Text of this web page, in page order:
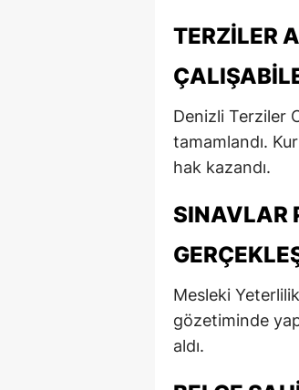
TERZILER
Denizli Terziler
tamamlandı.
hak kazandı.
SINAVLAR
Mesleki
gözetiminde
aldı.